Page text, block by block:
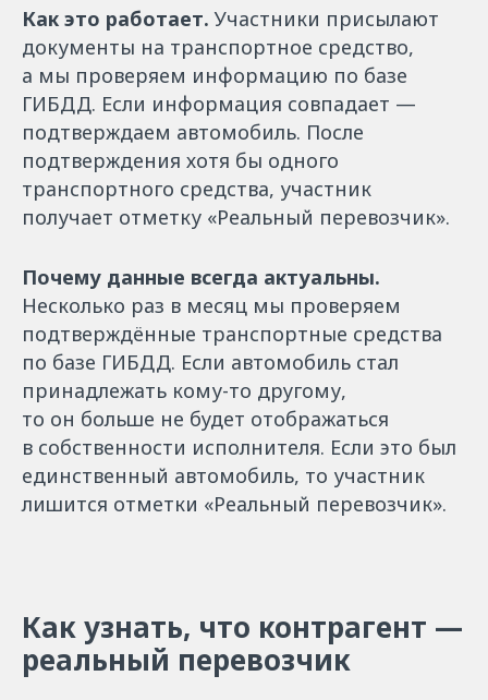
Как это работает. Участники присылают
документы на транспортное средство,
а мы проверяем информацию по базе
ГИБДД. Если информация совпадает —
подтверждаем автомобиль. После
подтверждения хотя бы одного
транспортного средства, участник
получает отметку «Реальный перевозчик».
Почему данные всегда актуальны.
Несколько раз в месяц мы проверяем
подтверждённые транспортные средства
по базе ГИБДД. Если автомобиль стал
принадлежать кому-то другому,
то он больше не будет отображаться
в собственности исполнителя. Если это был
единственный автомобиль, то участник
лишится отметки «Реальный перевозчик».
Как узнать, что контрагент —
реальный перевозчик